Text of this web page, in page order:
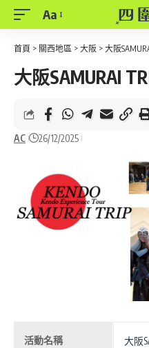
Font
Resizer
Aa
首頁 > 關西地區 > 大阪 > 大阪
大阪SAMURAI
AC 26/12/2025
活動名稱 大阪